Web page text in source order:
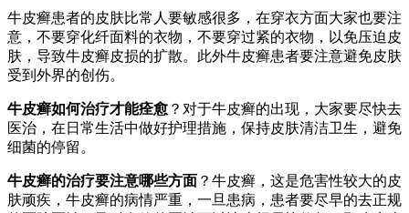
牛皮癣患者的皮肤比常人要敏感很多，在穿衣方面大家也要注
意，不要穿化纤面料的衣物，不要穿过紧的衣物，以免压迫皮
肤，导致牛皮癣皮损的扩散。此外牛皮癣患者要注意避免皮肤
受到外界的创伤。
牛皮癣如何治疗才能痊愈 ？对于牛皮癣的出现，大家要尽快去
医治，在日常生活中做好护理措施，保持皮肤清洁卫生，避免
细菌的停留。
牛皮癣的治疗要注意哪些方面 ？牛皮癣，这是危害性较大的皮
肤顽疾，牛皮癣的病情严重，一旦患病，患者要尽早的去正规